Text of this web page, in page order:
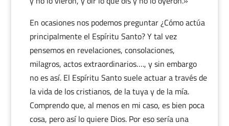
En ocasiones nos podemos preguntar ¿Cómo actúa
principalmente el Espíritu Santo? Y tal vez
pensemos en revelaciones, consolaciones,
milagros, actos extraordinarios…., y sin embargo
no es así. El Espíritu Santo suele actuar a través de
la vida de los cristianos, de la tuya y de la mía.
Comprendo que, al menos en mi caso, es bien poca
cosa, pero así lo quiere Dios. Por eso sería una